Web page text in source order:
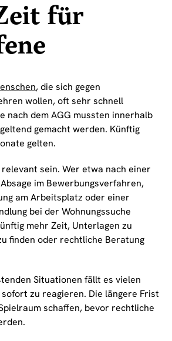
für
, die sich gegen
wollen, oft sehr schnell
nach dem AGG mussten innerhalb
gemacht werden. Künftig
gelten.
sein. Wer etwa nach einer
im Bewerbungsverfahren,
am Arbeitsplatz oder einer
bei der Wohnungssuche
mehr Zeit, Unterlagen zu
finden oder rechtliche Beratung
Situationen fällt es vielen
zu reagieren. Die längere Frist
schaffen, bevor rechtliche